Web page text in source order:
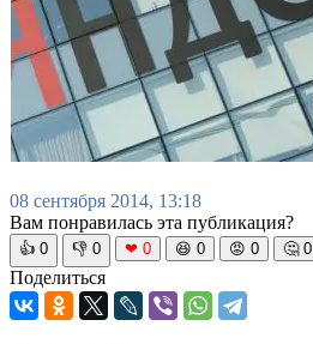
08 сентября 2014, 13:18
Вам понравилась эта публикация?
👍 0 👎 0 ❤ 0 😆 0 😡 0 🤔 0
Поделиться